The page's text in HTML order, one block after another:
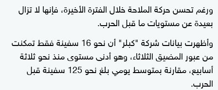
ورغم تحسن حركة الملاحة خلال الفترة الأخيرة، فإنها لا تزال
بعيدة عن مستويات ما قبل الحرب.
وأظهرت بيانات شركة "كبلر" أن نحو 16 سفينة فقط تمكنت
من عبور المضيق الثلاثاء، وهو أدنى مستوى منذ نحو ثلاثة
أسابيع، مقارنة بمتوسط يومي بلغ نحو 125 سفينة قبل
الحرب.